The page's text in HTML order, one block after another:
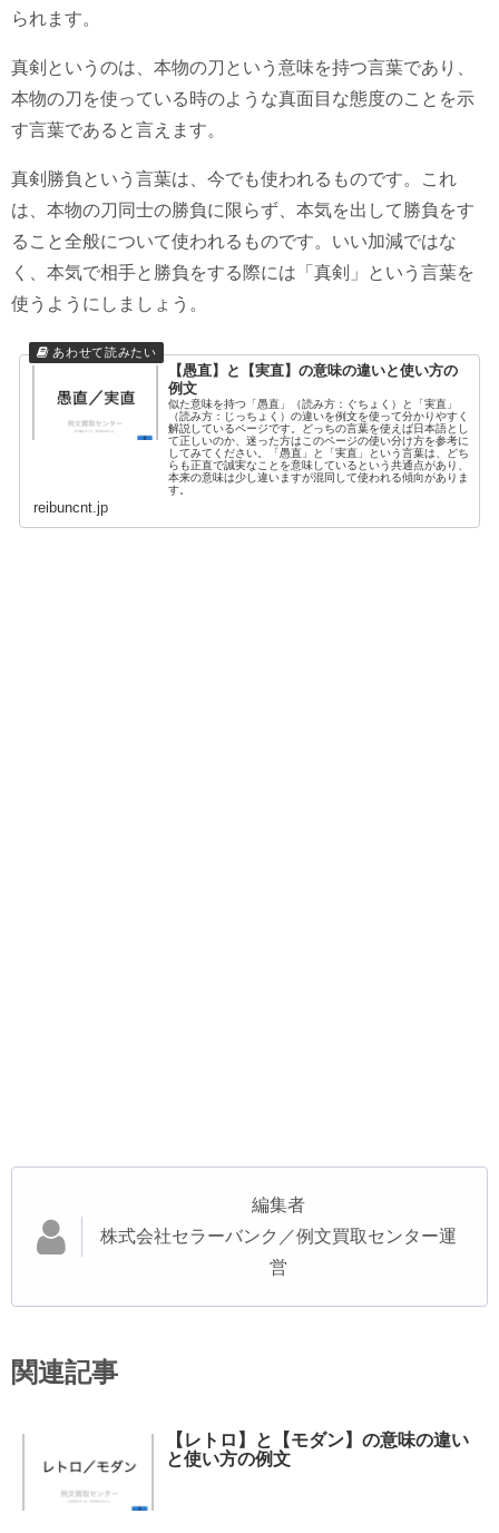
られます。
真剣というのは、本物の刀という意味を持つ言葉であり、
本物の刀を使っている時のような真面目な態度のことを示
す言葉であると言えます。
真剣勝負という言葉は、今でも使われるものです。これ
は、本物の刀同士の勝負に限らず、本気を出して勝負をす
ること全般について使われるものです。いい加減ではな
く、本気で相手と勝負をする際には「真剣」という言葉を
使うようにしましょう。
【愚直】と【実直】の意味の違いと使い方の
例文
似た意味を持つ「愚直」（読み方：ぐちょく）と「実直」
（読み方：じっちょく）の違いを例文を使って分かりやすく
解説しているページです。どっちの言葉を使えば日本語とし
て正しいのか、迷った方はこのページの使い分け方を参考に
してみてください。「愚直」と「実直」という言葉は、どち
らも正直で誠実なことを意味しているという共通点があり、
本来の意味は少し違いますが混同して使われる傾向がありま
す。
reibuncnt.jp
編集者
株式会社セラーバンク／例文買取センター運
営
関連記事
【レトロ】と【モダン】の意味の違い
と使い方の例文